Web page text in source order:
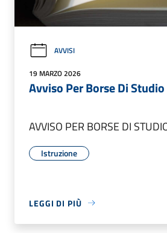
AVVISI
19 MARZO 2026
Avviso Per Borse Di
AVVISO PER BORSE DI
Istruzione
LEGGI DI PIÙ